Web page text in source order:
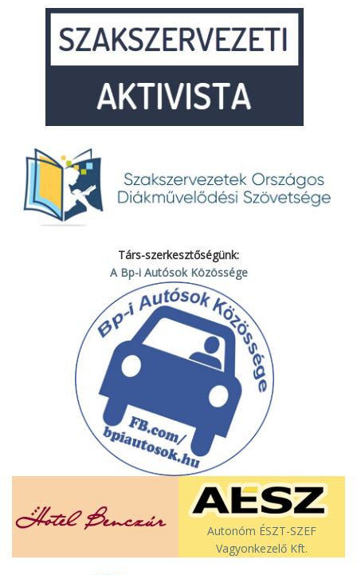
Társ-szerkesztőségünk:
A Bp-i Autósok Közössége
Autonóm ÉSZT-SZEF
Vagyonkezelő Kft.